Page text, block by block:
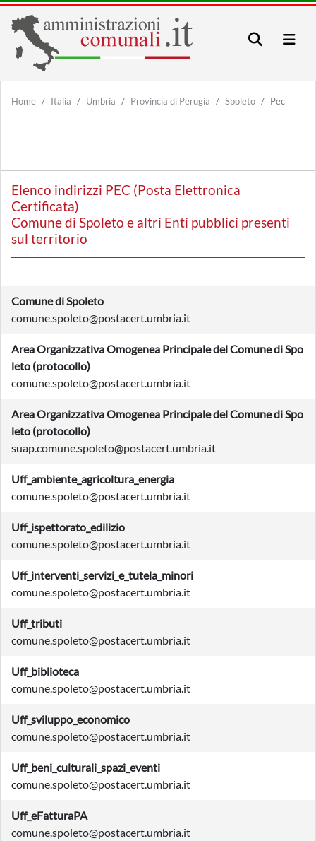
Home Italia Umbria Provincia di Perugia Spoleto Pec
Elenco indirizzi PEC (Posta Elettronica
Certificata)
Comune di Spoleto e altri Enti pubblici presenti
sul territorio
Comune di Spoleto
comune.spoleto@postacert.umbria.it
Area Organizzativa Omogenea Principale del Comune di Spo
leto (protocollo)
comune.spoleto@postacert.umbria.it
Area Organizzativa Omogenea Principale del Comune di Spo
leto (protocollo)
suap.comune.spoleto@postacert.umbria.it
Uff_ambiente_agricoltura_energia
comune.spoleto@postacert.umbria.it
Uff_ispettorato_edilizio
comune.spoleto@postacert.umbria.it
Uff_interventi_servizi_e_tutela_minori
comune.spoleto@postacert.umbria.it
Uff_tributi
comune.spoleto@postacert.umbria.it
Uff_biblioteca
comune.spoleto@postacert.umbria.it
Uff_sviluppo_economico
comune.spoleto@postacert.umbria.it
Uff_beni_culturali_spazi_eventi
comune.spoleto@postacert.umbria.it
Uff_eFatturaPA
comune.spoleto@postacert.umbria.it